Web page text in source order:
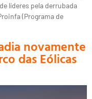
líderes pela derrubada
(Programa de
novamente
das Eólicas